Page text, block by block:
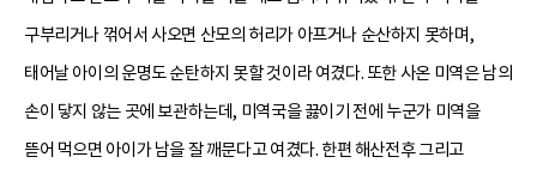
구부리거나 꺾어서 사오면 산모의 허리가 아프거나 순산하지 못하며,
태어날 아이의 운명도 순탄하지 못할 것이라 여겼다. 또한 사온 미역은 남의
손이 닿지 않는 곳에 보관하는데, 미역국을 끓이기 전에 누군가 미역을
뜯어 먹으면 아이가 남을 잘 깨문다고 여겼다. 한편 해산전후 그리고